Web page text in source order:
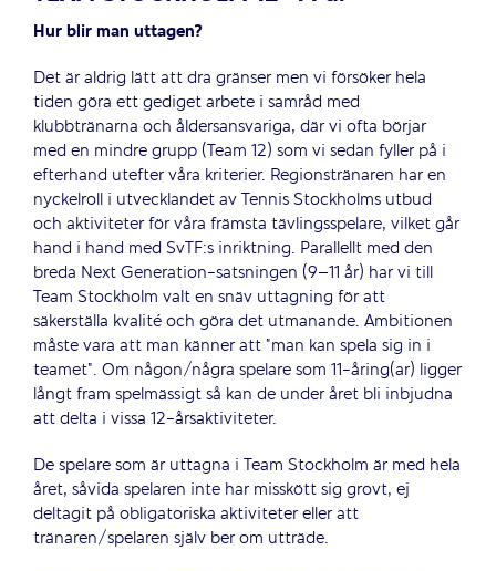
Hur blir man uttagen?
Det är aldrig lätt att dra gränser men vi försöker hela
tiden göra ett gediget arbete i samråd med
klubbtränarna och åldersansvariga, där vi ofta börjar
med en mindre grupp (Team 12) som vi sedan fyller på i
efterhand utefter våra kriterier. Regionstränaren har en
nyckelroll i utvecklandet av Tennis Stockholms utbud
och aktiviteter för våra främsta tävlingsspelare, vilket går
hand i hand med SvTF:s inriktning. Parallellt med den
breda Next Generation-satsningen (9–11 år) har vi till
Team Stockholm valt en snäv uttagning för att
säkerställa kvalité och göra det utmanande. Ambitionen
måste vara att man känner att ”man kan spela sig in i
teamet”. Om någon/några spelare som 11-åring(ar) ligger
långt fram spelmässigt så kan de under året bli inbjudna
att delta i vissa 12-årsaktiviteter.
De spelare som är uttagna i Team Stockholm är med hela
året, såvida spelaren inte har misskött sig grovt, ej
deltagit på obligatoriska aktiviteter eller att
tränaren/spelaren själv ber om utträde.